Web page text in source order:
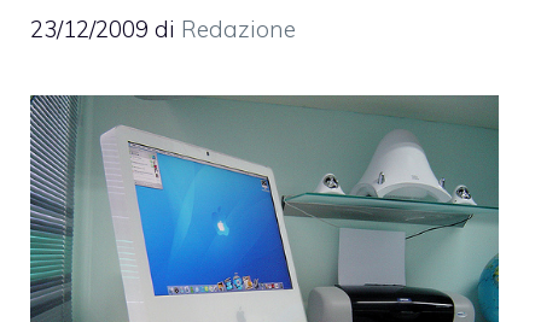
23/12/2009 di Redazione